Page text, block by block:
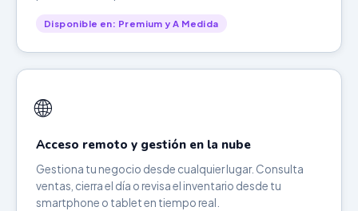
Disponible en: Premium y A Medida
🌐
Acceso remoto y gestión en la nube
Gestiona tu negocio desde cualquier lugar. Consulta
ventas, cierra el día o revisa el inventario desde tu
smartphone o tablet en tiempo real.